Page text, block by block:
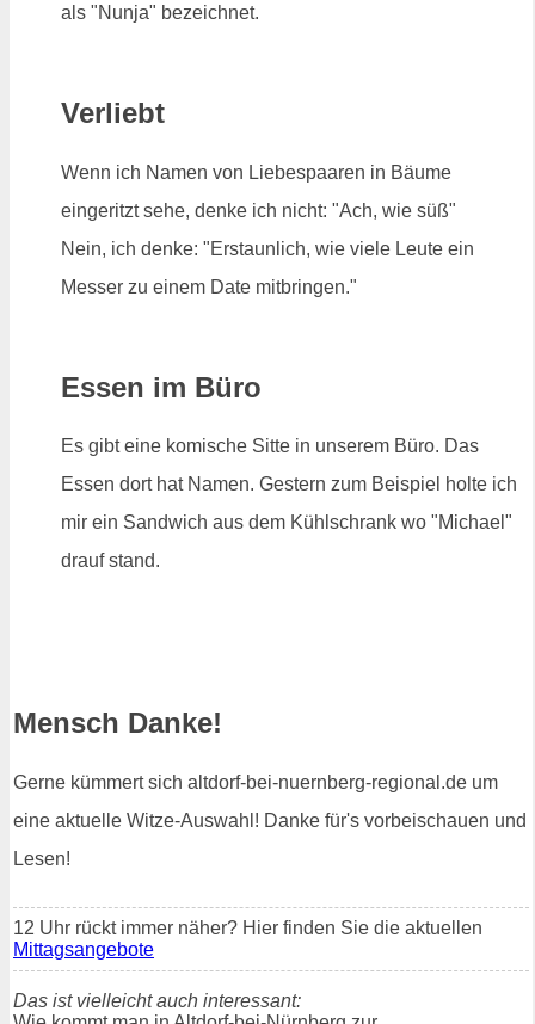
als "Nunja" bezeichnet.
Verliebt
Wenn ich Namen von Liebespaaren in Bäume
eingeritzt sehe, denke ich nicht: "Ach, wie süß"
Nein, ich denke: "Erstaunlich, wie viele Leute ein
Messer zu einem Date mitbringen."
Essen im Büro
Es gibt eine komische Sitte in unserem Büro. Das
Essen dort hat Namen. Gestern zum Beispiel holte ich
mir ein Sandwich aus dem Kühlschrank wo "Michael"
drauf stand.
Mensch Danke!
Gerne kümmert sich altdorf-bei-nuernberg-regional.de um
eine aktuelle Witze-Auswahl! Danke für's vorbeischauen und
Lesen!
12 Uhr rückt immer näher? Hier finden Sie die aktuellen
Mittagsangebote
Das ist vielleicht auch interessant: